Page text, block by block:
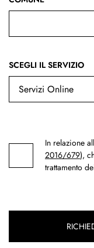
SCEGLI IL SERVIZIO
Servizi Online
In relazione
2016/679),
trattamento